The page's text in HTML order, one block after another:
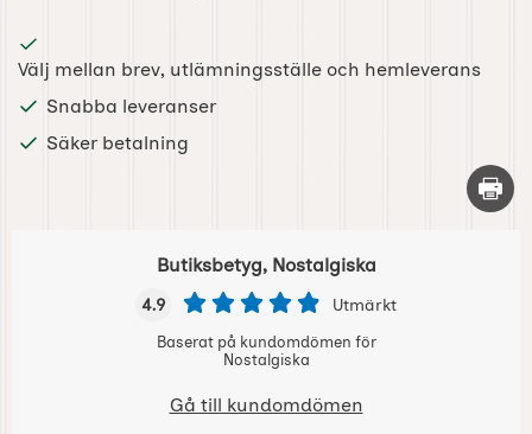
Välj mellan brev, utlämningsställe och hemleverans
Snabba leveranser
Säker betalning
Skriv
Butiksbetyg, Nostalgiska
4.9 Utmärkt
Baserat på kundomdömen för
Nostalgiska
Gå till kundomdömen